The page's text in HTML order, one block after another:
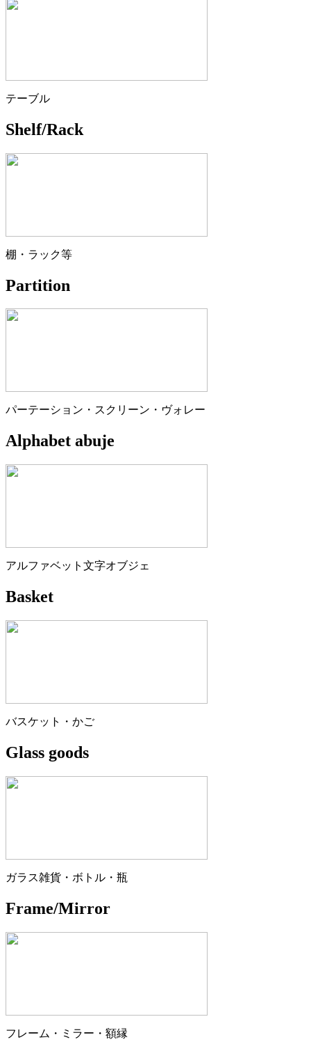
テーブル
Shelf/Rack
棚・ラック等
Partition
パーテーション・スクリーン・ヴォレー
Alphabet abuje
アルファベット文字オブジェ
Basket
バスケット・かご
Glass goods
ガラス雑貨・ボトル・瓶
Frame/Mirror
フレーム・ミラー・額縁